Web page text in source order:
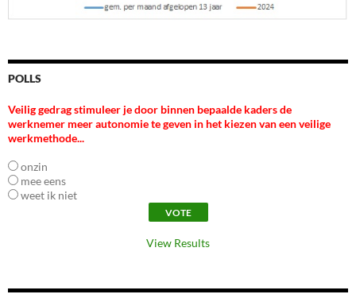
POLLS
Veilig gedrag stimuleer je door binnen bepaalde kaders de
werknemer meer autonomie te geven in het kiezen van een veilige
werkmethode...
onzin
mee eens
weet ik niet
View Results